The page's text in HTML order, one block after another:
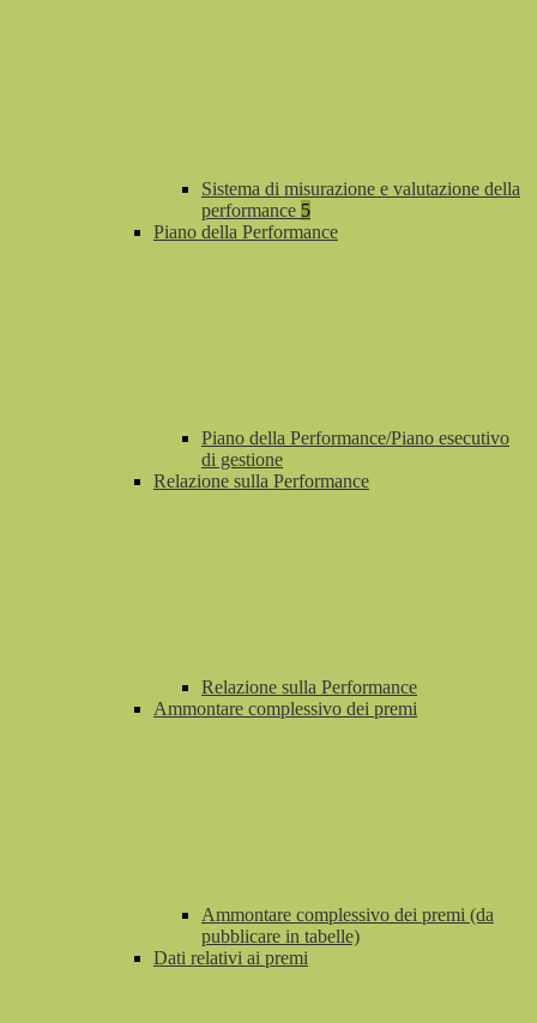
Sistema di misurazione e valutazione della
performance 5
Piano della Performance
Piano della Performance/Piano esecutivo
di gestione
Relazione sulla Performance
Relazione sulla Performance
Ammontare complessivo dei premi
Ammontare complessivo dei premi (da
pubblicare in tabelle)
Dati relativi ai premi